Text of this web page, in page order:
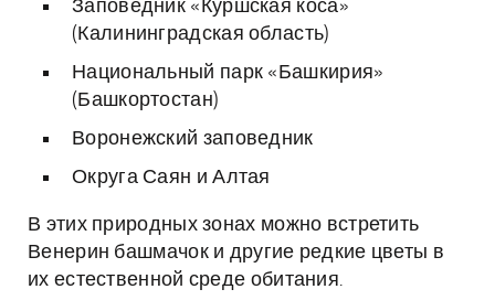
Заповедник «Куршская коса»
(Калининградская область)
Национальный парк «Башкирия»
(Башкортостан)
Воронежский заповедник
Округа Саян и Алтая
В этих природных зонах можно встретить
Венерин башмачок и другие редкие цветы в
их естественной среде обитания.